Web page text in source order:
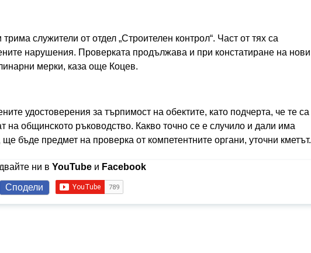
служители от отдел „Строителен контрол“. Част от тях са
нарушения. Проверката продължава и при констатиране на нови
мерки, каза още Коцев.
удостоверения за търпимост на обектите, като подчерта, че те са
на общинското ръководство. Какво точно се е случило и дали има
бъде предмет на проверка от компетентните органи, уточни кметът.
ни вYouTube и Facebook
Сподели